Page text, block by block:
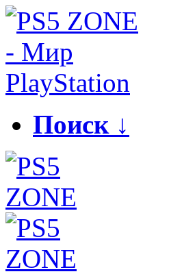
Поиск ↓